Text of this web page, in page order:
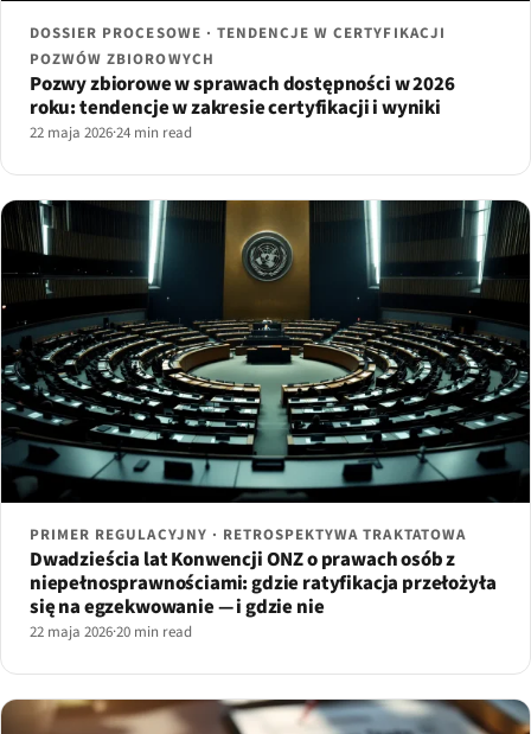
DOSSIER PROCESOWE · TENDENCJE W CERTYFIKACJI
POZWÓW ZBIOROWYCH
Pozwy zbiorowe w sprawach dostępności w 2026
roku: tendencje w zakresie certyfikacji i wyniki
22 maja 2026·24 min read
PRIMER REGULACYJNY · RETROSPEKTYWA TRAKTATOWA
Dwadzieścia lat Konwencji ONZ o prawach osób z
niepełnosprawnościami: gdzie ratyfikacja przełożyła
się na egzekwowanie — i gdzie nie
22 maja 2026·20 min read